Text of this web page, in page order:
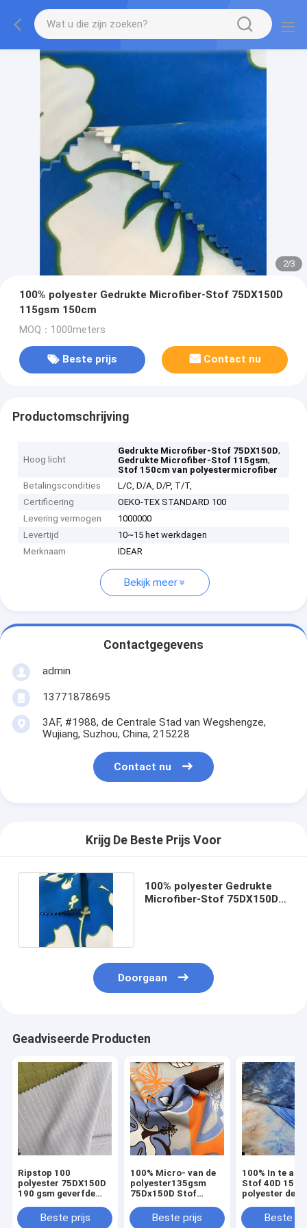
2/3
100% polyester Gedrukte Microfiber-Stof 75DX150D
115gsm 150cm
MOQ：1000meters
Beste prijs Contact nu
Productomschrijving
Hoog licht
Gedrukte Microfiber-Stof 75DX150D,
Gedrukte Microfiber-Stof 115gsm,
Stof 150cm van polyestermicrofiber
Betalingscondities
L/C, D/A, D/P, T/T,
Certificering
OEKO-TEX STANDARD 100
Levering vermogen
1000000
Levertijd
10~15 het werkdagen
Merknaam
IDEAR
Bekijk meer
Contactgegevens
admin
13771878695
3AF, #1988, de Centrale Stad van Wegshengze,
Wujiang, Suzhou, China, 215228
Contact nu
Krijg De Beste Prijs Voor
100% polyester Gedrukte
Microfiber-Stof 75DX150D
Doorgaan
Geadviseerde Producten
Ripstop 100
polyester 75DX150D
190 gsm geverfde
Beste prijs
100% Micro- van de
polyester135gsm
75Dx150D Stof
HuistextielBeste prijs
100% In te
Stof 40D
polyester de
Microfiber
Beste